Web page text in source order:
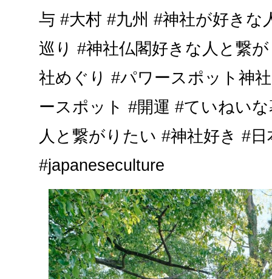
与 #大村 #九州 #神社が好きな
巡り #神社仏閣好きな人と繋
社めぐり #パワースポット神
ースポット #開運 #ていねい
人と繋がりたい #神社好き #
#japaneseculture